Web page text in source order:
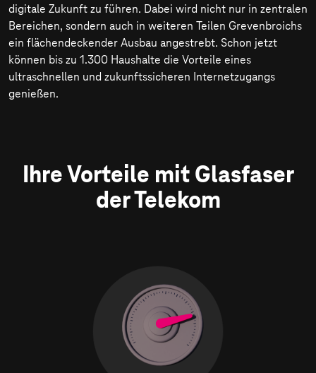
digitale Zukunft zu führen. Dabei wird nicht nur in zentralen
Bereichen, sondern auch in weiteren Teilen Grevenbroichs
ein flächendeckender Ausbau angestrebt. Schon jetzt
können bis zu 1.300 Haushalte die Vorteile eines
ultraschnellen und zukunftssicheren Internetzugangs
genießen.
Ihre Vorteile mit Glasfaser
der Telekom